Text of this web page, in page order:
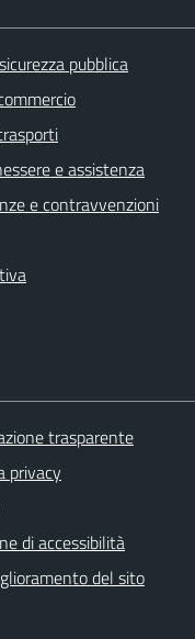
pubblica
e assistenza
e contravvenzioni
trasparente
privacy
di accessibilità
del sito